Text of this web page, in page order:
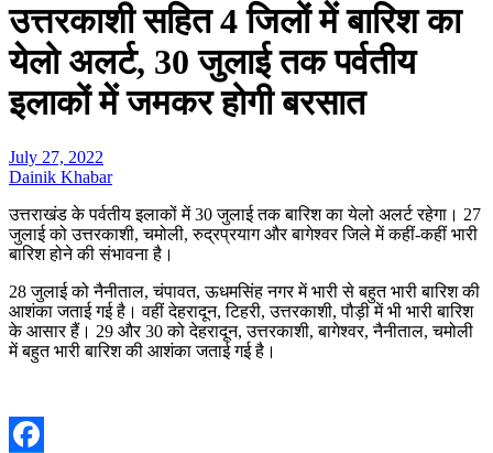
उत्तरकाशी सहित 4 जिलों में बारिश का
येलो अलर्ट, 30 जुलाई तक पर्वतीय
इलाकों में जमकर होगी बरसात
July 27, 2022
Dainik Khabar
उत्तराखंड के पर्वतीय इलाकों में 30 जुलाई तक बारिश का येलो अलर्ट रहेगा। 27
जुलाई को उत्तरकाशी, चमोली, रुद्रप्रयाग और बागेश्वर जिले में कहीं-कहीं भारी
बारिश होने की संभावना है।
28 जुलाई को नैनीताल, चंपावत, ऊधमसिंह नगर में भारी से बहुत भारी बारिश की
आशंका जताई गई है। वहीं देहरादून, टिहरी, उत्तरकाशी, पौड़ी में भी भारी बारिश
के आसार हैं। 29 और 30 को देहरादून, उत्तरकाशी, बागेश्वर, नैनीताल, चमोली
में बहुत भारी बारिश की आशंका जताई गई है।